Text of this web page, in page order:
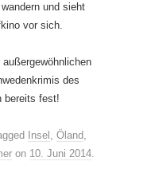
und sieht
vor sich.
des
bereits fest!
Insel , Öland,
on 10. Juni 2014.